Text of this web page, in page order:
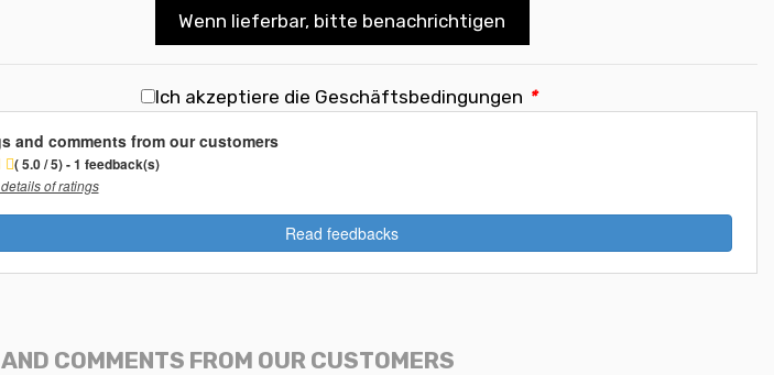
Wenn lieferbar, bitte benachrichtigen
Ich akzeptiere die Geschäftsbedingungen *
and comments from our customers
( 5.0 / 5) - 1 feedback(s)
of ratings
Read feedbacks
COMMENTS FROM OUR CUSTOMERS